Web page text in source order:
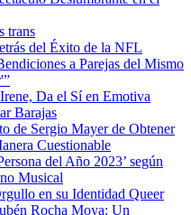
trans
del Éxito de la NFL
a Parejas del Mismo
Da el Sí en Emotiva
Barajas
de Sergio Mayer de Obtener
Cuestionable
del Año 2023’ según
Musical
en su Identidad Queer
Rocha Moya: Un